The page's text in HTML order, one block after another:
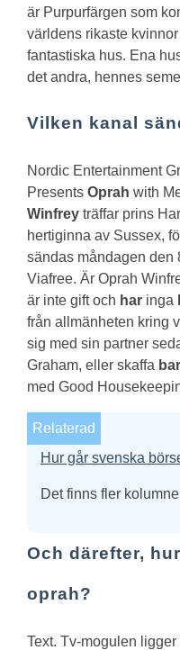
är Purpurfärgen som
världens rikaste
fantastiska hus. Ena
det andra, hennes
Vilken kanal
Nordic Entertainment
Presents Oprah with
Winfrey träffar prins
hertiginna av Sussex,
sändas måndagen den
Viafree. Är Oprah
är inte gift och har inga
från allmänheten kring
sig med sin partner
Graham, eller skaffa
med Good
Relaterad
Hur går svenska
Det finns fler
Och därefter,
oprah?
Text. Tv-mogulen